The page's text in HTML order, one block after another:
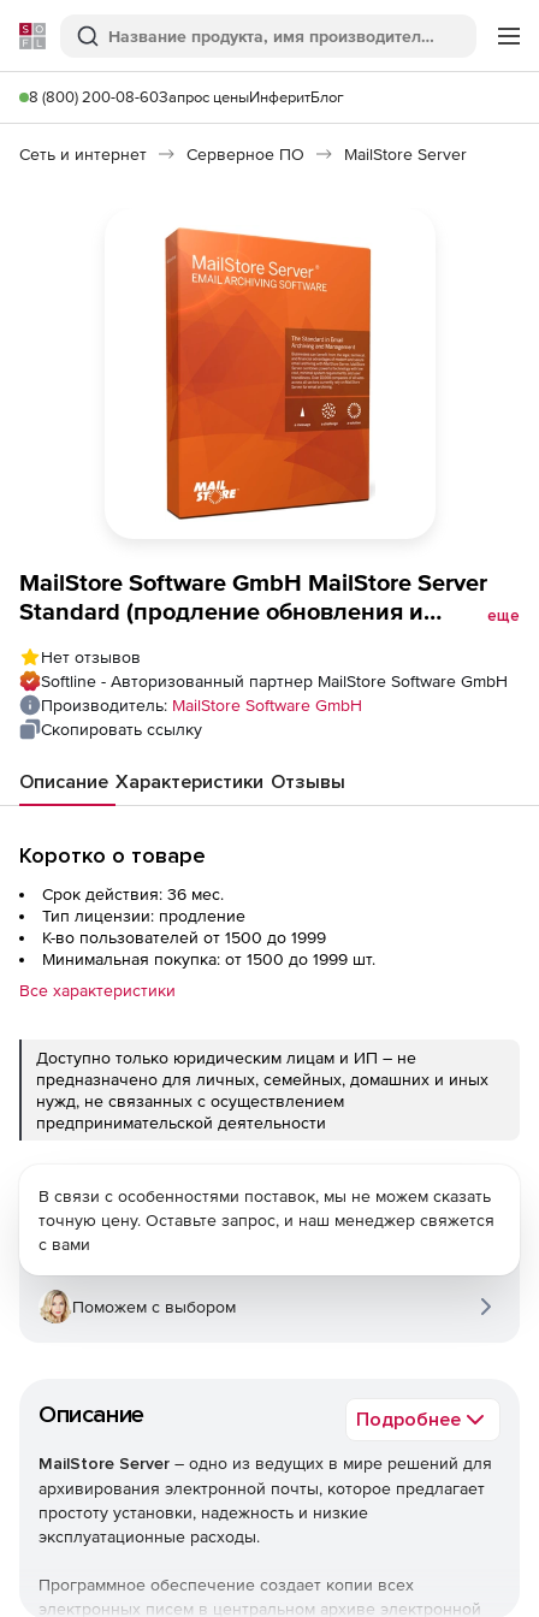
Softline
Поиск
8 (800) 200-08-60Запрос ценыИнферитБлог
Сеть и интернет Серверное ПО MailStore Server
MailStore Software GmbH MailStore Server
Standard (продление обновления и
года
еще
Нет отзывов
Softline - Авторизованный партнер MailStore Software GmbH
Производитель: MailStore Software GmbH
Скопировать ссылку
Описание Характеристики Отзывы
Коротко о товаре
Срок действия: 36 мес.
Тип лицензии: продление
К-во пользователей от 1500 до 1999
Минимальная покупка: от 1500 до 1999 шт.
Все характеристики
Доступно только юридическим лицам и ИП – не
предназначено для личных, семейных, домашних и иных
нужд, не связанных с осуществлением
предпринимательской деятельности
Описание Подробнее
MailStore Server – одно из ведущих в мире решений для
архивирования электронной почты, которое предлагает
простоту установки, надежность и низкие
эксплуатационные расходы.
Программное обеспечение создает копии всех
электронных писем в центральном архиве электронной
В связи с особенностями поставок, мы не можем сказать
точную цену. Оставьте запрос, и наш менеджер свяжется
с вами
Поможем с выбором